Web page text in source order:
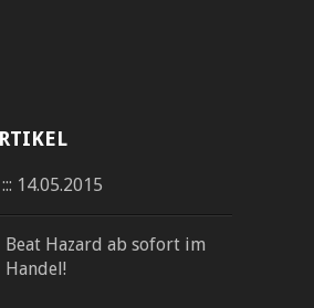
14.05.2015
Beat Hazard ab sofort im
Handel!